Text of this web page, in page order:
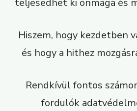
teljesedhet ki önmaga és
Hiszem, hogy kezdetben
és hogy a hithez
Rendkívül fontos
fordulók